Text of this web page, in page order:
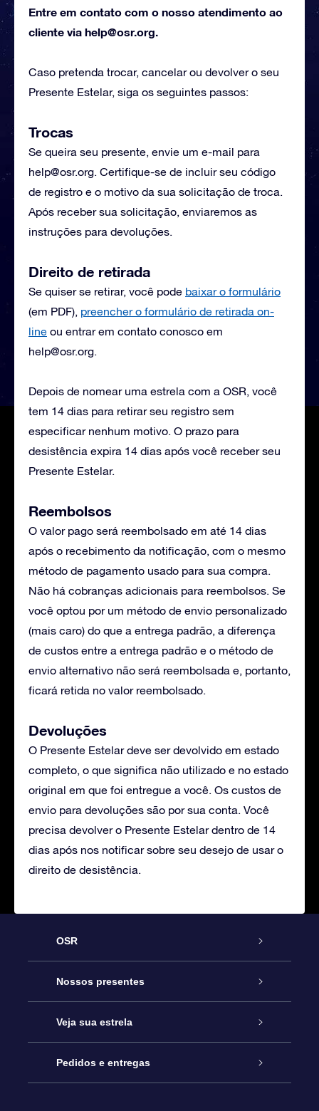
Entre em contato com o nosso atendimento ao
cliente via help@osr.org.
Caso pretenda trocar, cancelar ou devolver o seu
Presente Estelar, siga os seguintes passos:
Trocas
Se queira seu presente, envie um e-mail para
help@osr.org. Certifique-se de incluir seu código
de registro e o motivo da sua solicitação de troca.
Após receber sua solicitação, enviaremos as
instruções para devoluções.
Direito de retirada
Se quiser se retirar, você pode baixar o formulário
(em PDF), preencher o formulário de retirada on-
line ou entrar em contato conosco em
help@osr.org.
Depois de nomear uma estrela com a OSR, você
tem 14 dias para retirar seu registro sem
especificar nenhum motivo. O prazo para
desistência expira 14 dias após você receber seu
Presente Estelar.
Reembolsos
O valor pago será reembolsado em até 14 dias
após o recebimento da notificação, com o mesmo
método de pagamento usado para sua compra.
Não há cobranças adicionais para reembolsos. Se
você optou por um método de envio personalizado
(mais caro) do que a entrega padrão, a diferença
de custos entre a entrega padrão e o método de
envio alternativo não será reembolsada e, portanto,
ficará retida no valor reembolsado.
Devoluções
O Presente Estelar deve ser devolvido em estado
completo, o que significa não utilizado e no estado
original em que foi entregue a você. Os custos de
envio para devoluções são por sua conta. Você
precisa devolver o Presente Estelar dentro de 14
dias após nos notificar sobre seu desejo de usar o
direito de desistência.
OSR
Serviço
Entre em contato conosco
Blog
Nossos presentes
Presente estrelar on-line
Pacote de presente da OSR
Veja sua estrela
Star Register
Pedidos e entregas